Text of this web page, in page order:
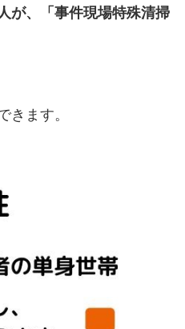
が、「事件現場特殊清掃
きます。